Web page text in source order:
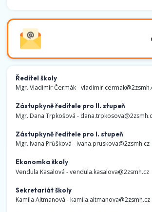
Ředitel školy
Mgr. Vladimír Čermák -
Zástupkyně ředitele pro II. stupeň
Mgr. Dana Trpkošová -
Zástupkyně ředitele pro I. stupeň
Mgr. Ivana Průšková -ivana.pruskova@2zsmh.cz
Ekonomka školy
Vendula Kasalová -vendula.kasalova@2zsmh.cz
Sekretariát školy
Kamila Altmanová -kamila.altmanova@2zsmh.cz